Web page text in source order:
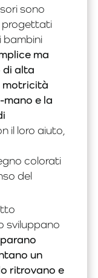
sono
progettati
bambini
ma
di alta
motricità
e la
il loro aiuto,
colorati
del
sviluppano
un
ritrovano e